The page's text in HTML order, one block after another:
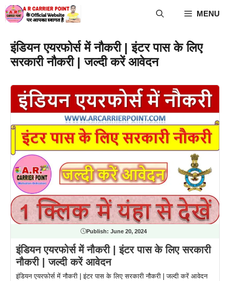
Skip
to
MENU
इंडियन एयरफोर्स में नौकरी | इंटर पास के लिए
सरकारी नौकरी | जल्दी करें आवेदन
Publish: June 20, 2024
इंडियन एयरफोर्स में नौकरी | इंटर पास के लिए सरकारी
नौकरी | जल्दी करें आवेदन
इंडियन एयरफोर्स में नौकरी | इंटर पास के लिए सरकारी नौकरी | जल्दी करें आवेदन